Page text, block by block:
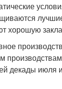
хорошую
декады июля